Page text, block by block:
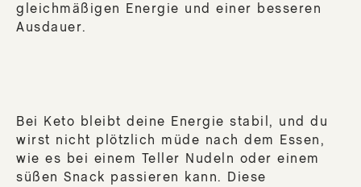
gleichmäßigen Energie und einer besseren
Ausdauer.
Bei Keto bleibt deine Energie stabil, und du
wirst nicht plötzlich müde nach dem Essen,
wie es bei einem Teller Nudeln oder einem
süßen Snack passieren kann. Diese